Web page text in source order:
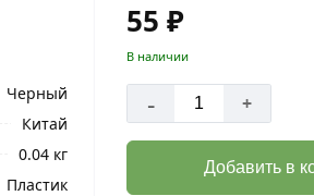
Черный
Китай
0.04 кг
Пластик
55 ₽
В наличии
- +
Добавить в